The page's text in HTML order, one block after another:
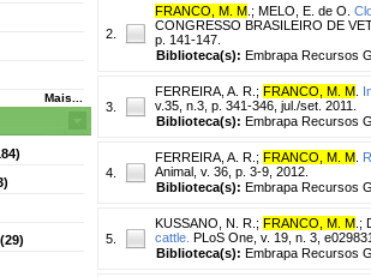
Mais...
(29)
2.
FRANCO, M. M ; MELO, E. de O.
CONGRESSO BRASILEIRO DE
p. 141-147.
Biblioteca(s): Embrapa Recursos
3.
FERREIRA, A. R. ; FRANCO, M. M
v.35, n.3, p. 341-346, jul./set. 2011.
Biblioteca(s): Embrapa Recursos
4.
FERREIRA, A. R. ; FRANCO, M. M
Animal, v. 36, p. 3-9, 2012.
Biblioteca(s): Embrapa Recursos
5.
KUSSANO, N. R. ; FRANCO, M. M ;
cattle. PLoS One, v. 19, n. 3,
Biblioteca(s): Embrapa Recursos